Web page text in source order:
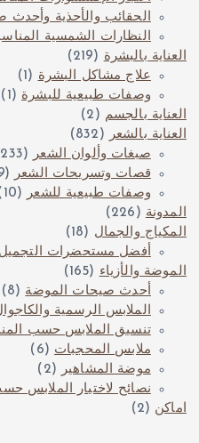
الحقائب والأحذية وأحدث
النظارات الشمسية
العناية بالبشرة (219)
علاج مشاكل البشرة (1)
وصفات طبيعية للبشرة (1)
العناية بالجسم (2)
العناية بالشعر
(832)
صبغات وألوان الشعر
(233)
قصات وتسريحات الشعر
(549)
وصفات طبيعية للشعر
(10)
المدونة (226)
المكياج والجمال (18)
أفضل مستحضرات التجميل
الموضة والأزياء (165)
أحدث صيحات الموضة (8)
الملابس الرسمية
تنسيق الملابس حسب
ملابس المحجبات (6)
موضة المشاهير
(2)
نصائح لاختيار الملابس
اماكن (2)